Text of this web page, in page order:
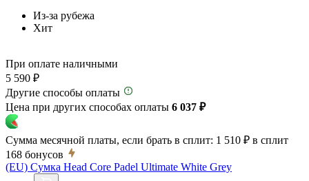
Из-за рубежа
Хит
При оплате наличными
5 590 ₽
Другие способы оплаты
Цена при других способах оплаты 6 037 ₽
Сумма месячной платы, если брать в сплит: 1 510 ₽ в сплит
168 бонусов
(EU) Сумка Head Core Padel Ultimate White Grey